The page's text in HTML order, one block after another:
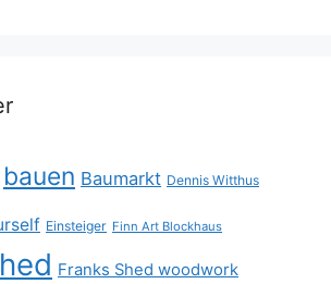
bauen Baumarkt Dennis Witthus
Einsteiger Finn Art Blockhaus
Franks Shed woodwork